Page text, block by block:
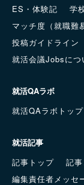
ES・体験記
学
マッチ度（就職難
投稿ガイドライン
就活会議Jobsにつ
就活QAラボ
就活QAラボトップ
就活記事
記事トップ
記
編集責任者メッセ